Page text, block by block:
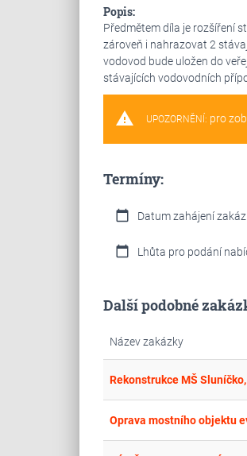
Popis:
Předmětem díla je rozšíření
zároveň i nahrazovat 2
vodovod bude uložen do
stávajících vodovodních
warning UPOZORNĚNÍ: pro
Termíny:
calendar_today Datum zahájení
calendar_today Lhůta pro podání
Další podobné
Název zakázky
Rekonstrukce MŠ
Oprava mostního objektu